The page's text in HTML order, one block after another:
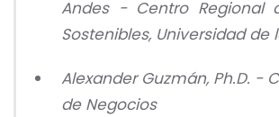
Andes - Centro Regional
Sostenibles, Universidad de
Alexander Guzmán, Ph.D. -
de Negocios